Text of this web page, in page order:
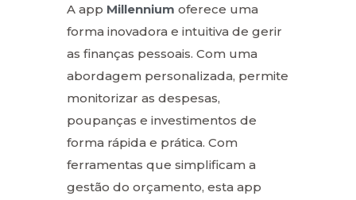
A app Millennium oferece uma
forma inovadora e intuitiva de gerir
as finanças pessoais. Com uma
abordagem personalizada, permite
monitorizar as despesas,
poupanças e investimentos de
forma rápida e prática. Com
ferramentas que simplificam a
gestão do orçamento, esta app